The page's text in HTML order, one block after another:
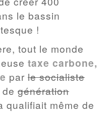
le bassin
!
tout le monde
taxe carbone,
par le socialiste
génération
qualifiait même de